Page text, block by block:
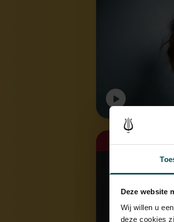
Deze website
Wij willen u
deze cookies